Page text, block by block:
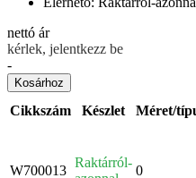
nettó ár
kérlek, jelentkezz be
-
Kosárhoz
Cikkszám Készlet Méret/
W700013
Raktárról-
0